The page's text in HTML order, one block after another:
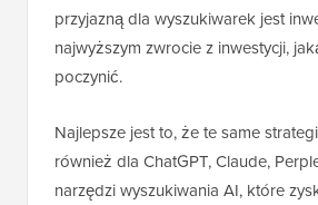
przyjazną dla wyszukiwarek jest
najwyższym zwrocie z inwestycji,
poczynić.
Najlepsze jest to, że te same
również dla ChatGPT, Claude,
narzędzi wyszukiwania AI, które